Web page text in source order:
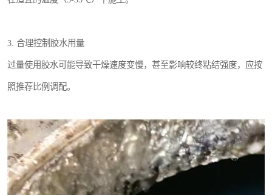
3. 合理控制胶水用量
过量使用胶水可能导致干燥速度变慢，甚至影响较终粘结强度，应按
照推荐比例调配。